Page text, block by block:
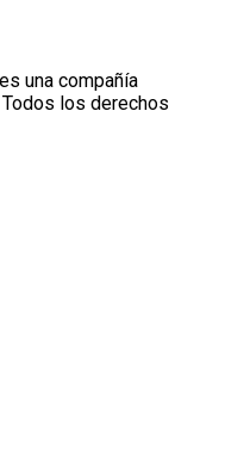
una compañía
los derechos